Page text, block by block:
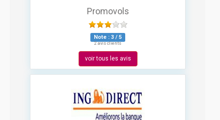
Promovols
Note : 3 / 5
2 avis clients
voir tous les avis